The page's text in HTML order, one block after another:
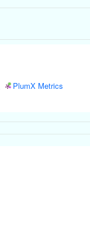
PlumX Metrics